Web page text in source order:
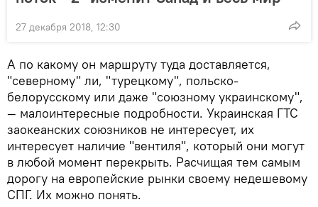
27 декабря 2018, 12:30
А по какому он маршруту туда доставляется,
"северному" ли, "турецкому", польско-
белорусскому или даже "союзному украинскому",
— малоинтересные подробности. Украинская ГТС
заокеанских союзников не интересует, их
интересует наличие "вентиля", который они могут
в любой момент перекрыть. Расчищая тем самым
дорогу на европейские рынки своему недешевому
СПГ. Их можно понять.